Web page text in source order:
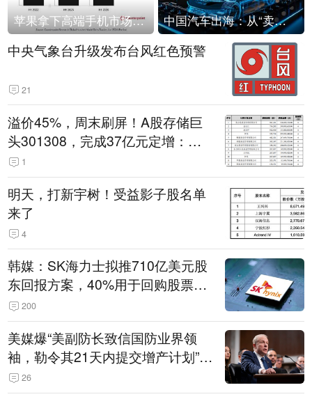
苹果拿下高端手机市场65%的份额：iPhone 17系列功不可没 中国汽车出海：从“卖出去”到“走进去”
中央气象台升级发布台风红色预警
21
溢价45%，周末刷屏！A股存储巨
头301308，完成37亿元定增：现
价386.6元，定增价560元
1
明天，打新宇树！受益影子股名单
来了
4
韩媒：SK海力士拟推710亿美元股
东回报方案，40%用于回购股票，
相当于美股发行规模
200
美媒爆“美副防长致信国防业界领
袖，勒令其21天内提交增产计划”，
五角大楼回应
26